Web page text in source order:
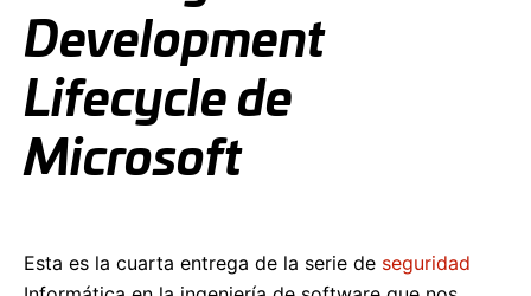
Development
Lifecycle de
Microsoft
Esta es la cuarta entrega de la serie de seguridad